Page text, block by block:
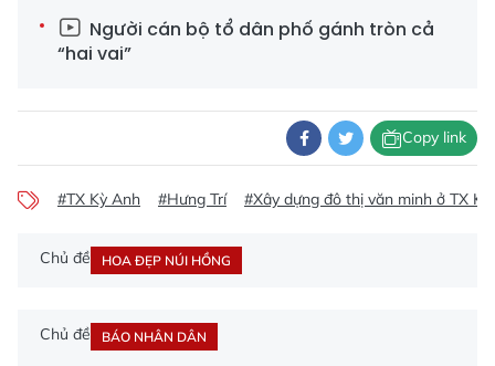
Người cán bộ tổ dân phố gánh tròn cả
“hai vai”
Copy link
#TX Kỳ Anh #Hưng Trí #Xây dựng đô thị văn minh ở TX Kỳ
Chủ đề HOA ĐẸP NÚI HỒNG
Chủ đề BÁO NHÂN DÂN